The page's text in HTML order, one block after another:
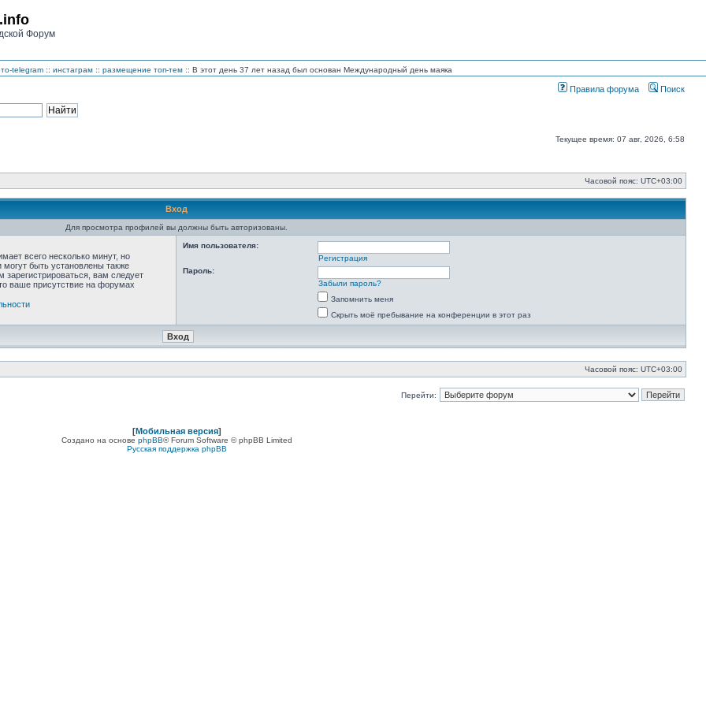
Форум
telegram :: инстаграм :: размещение топ-тем :: В этот день 37 лет назад был основан Международный день маяка
Правила форума Поиск
Текущее время: 07 авг, 2026, 6:58
Часовой пояс: UTC+03:00
Вход
Для просмотра профилей вы должны быть авторизованы.
всего несколько минут, но
быть установлены также
зарегистрироваться, вам следует
ваше присутствие на форумах
Имя пользователя:
Регистрация
Пароль:
Забыли пароль?
Запомнить меня
Скрыть моё пребывание на конференции в этот раз
Часовой пояс: UTC+03:00
Перейти:
[Мобильная версия]
Создано на основе phpBB® Forum Software © phpBB Limited
Русская поддержка phpBB